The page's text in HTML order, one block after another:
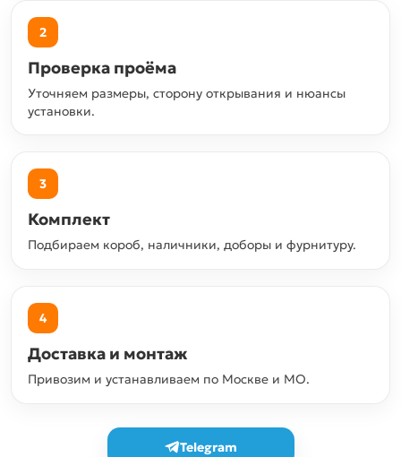
2
Проверка проёма
Уточняем размеры, сторону открывания и нюансы
установки.
3
Комплект
Подбираем короб, наличники, доборы и фурнитуру.
4
Доставка и монтаж
Привозим и устанавливаем по Москве и МО.
Telegram